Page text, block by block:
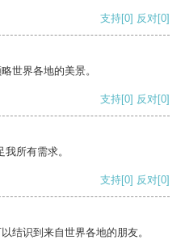
支持[0] 反对[0]
世界各地的美景。
支持[0] 反对[0]
所有需求。
支持[0] 反对[0]
结识到来自世界各地的朋友。